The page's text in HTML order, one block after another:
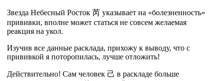
Звезда Небесный Росток 芮 указывает на «болезненность»
прививки, вполне может статься не совсем желаемая
реакция на укол.
Изучив все данные расклада, прихожу к выводу, что с
прививкой я поторопилась, лучше отложить!
Действительно! Сам человек 己 в раскладе больше